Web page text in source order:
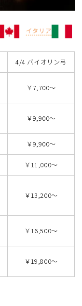
4/4 バイオリン弓
￥7,700～
￥9,900～
￥9,900～
￥11,000～
￥13,200～
￥16,500～
￥19,800～